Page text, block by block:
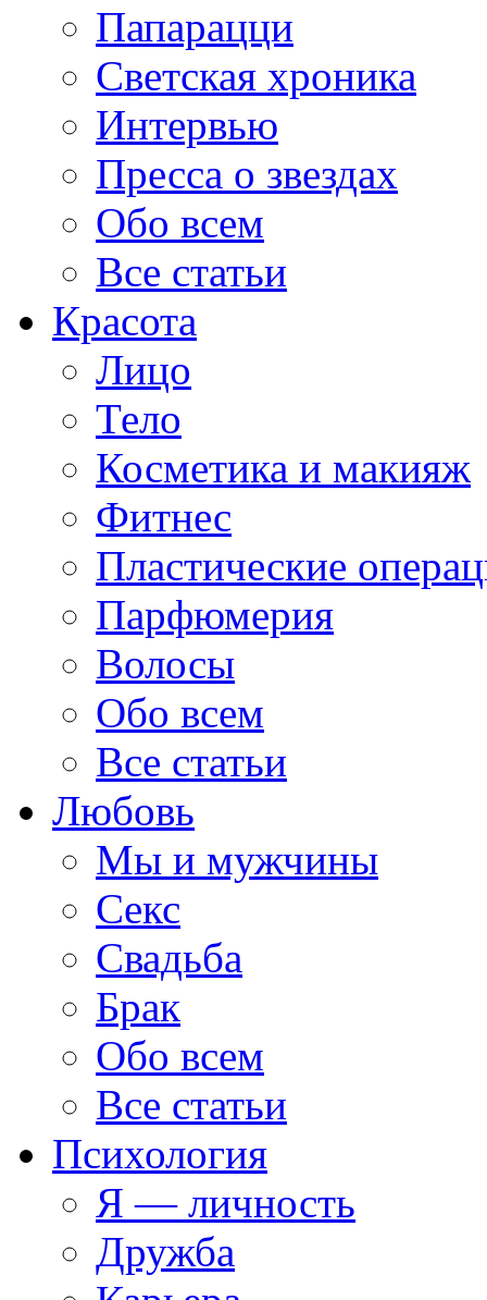
Папарацци
Светская хроника
Интервью
Пресса о звездах
Обо всем
Все статьи
Красота
Лицо
Тело
Косметика и макияж
Фитнес
Пластические
Парфюмерия
Волосы
Обо всем
Все статьи
Любовь
Мы и мужчины
Секс
Свадьба
Брак
Обо всем
Все статьи
Психология
Я — личность
Дружба